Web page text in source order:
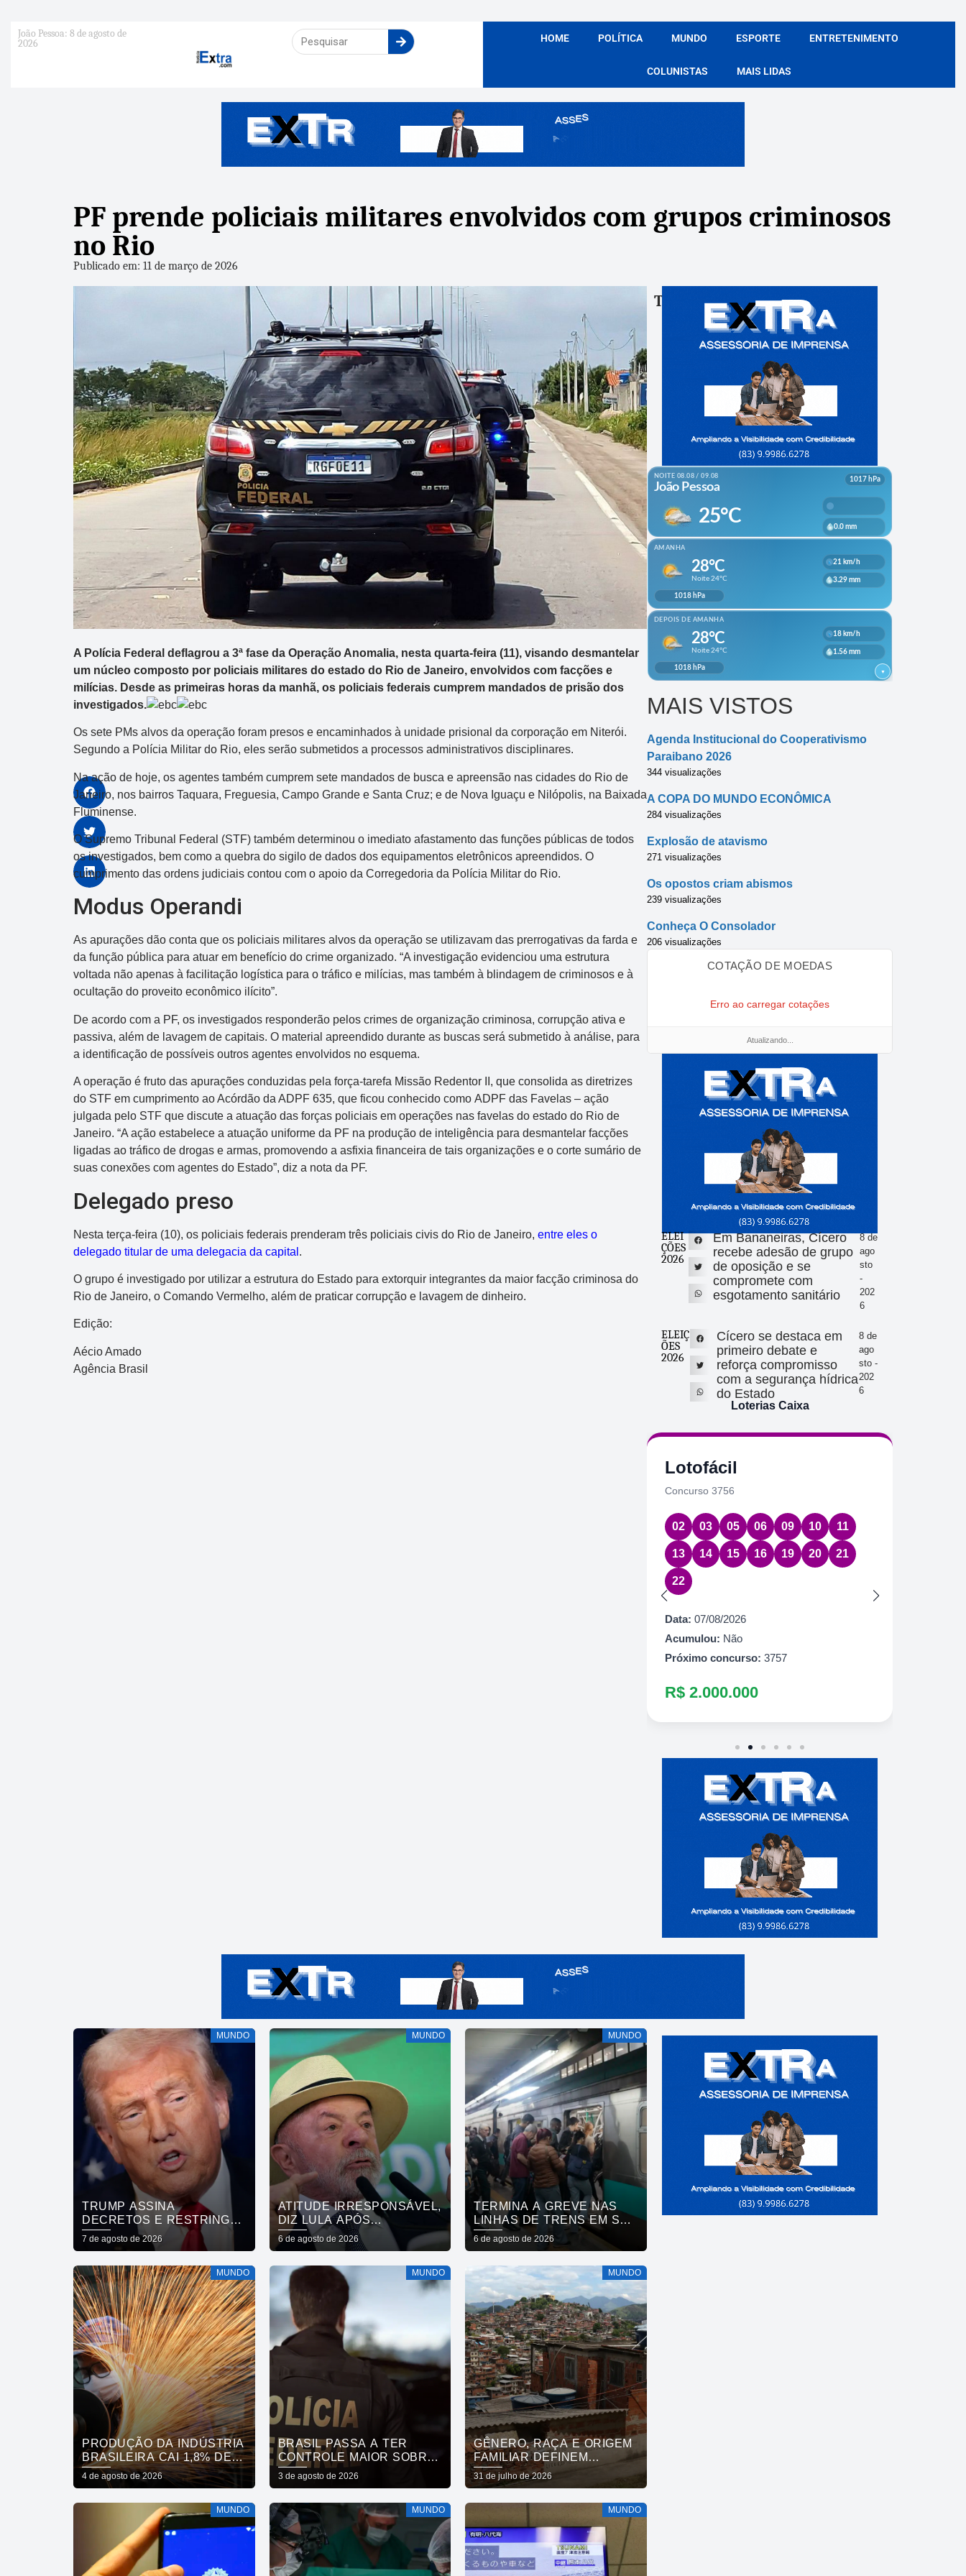
João Pessoa: 8 de agosto de
2026
HOME POLÍTICA MUNDO ESPORTE ENTRETENIMENTO
COLUNISTAS MAIS LIDAS
PF prende policiais militares envolvidos com grupos criminosos
no Rio
Publicado em: 11 de março de 2026
A Polícia Federal deflagrou a 3ª fase da Operação Anomalia, nesta quarta-feira (11), visando desmantelar
um núcleo composto por policiais militares do estado do Rio de Janeiro, envolvidos com facções e
milícias. Desde as primeiras horas da manhã, os policiais federais cumprem mandados de prisão dos
investigados.
Os sete PMs alvos da operação foram presos e encaminhados à unidade prisional da corporação em Niterói.
Segundo a Polícia Militar do Rio, eles serão submetidos a processos administrativos disciplinares.
Na ação de hoje, os agentes também cumprem sete mandados de busca e apreensão nas cidades do Rio de
Janeiro, nos bairros Taquara, Freguesia, Campo Grande e Santa Cruz; e de Nova Iguaçu e Nilópolis, na Baixada
Fluminense.
O Supremo Tribunal Federal (STF) também determinou o imediato afastamento das funções públicas de todos
os investigados, bem como a quebra do sigilo de dados dos equipamentos eletrônicos apreendidos. O
cumprimento das ordens judiciais contou com o apoio da Corregedoria da Polícia Militar do Rio.
Modus Operandi
As apurações dão conta que os policiais militares alvos da operação se utilizavam das prerrogativas da farda e
da função pública para atuar em benefício do crime organizado. “A investigação evidenciou uma estrutura
voltada não apenas à facilitação logística para o tráfico e milícias, mas também à blindagem de criminosos e à
ocultação do proveito econômico ilícito”.
De acordo com a PF, os investigados responderão pelos crimes de organização criminosa, corrupção ativa e
passiva, além de lavagem de capitais. O material apreendido durante as buscas será submetido à análise, para
a identificação de possíveis outros agentes envolvidos no esquema.
A operação é fruto das apurações conduzidas pela força-tarefa Missão Redentor II, que consolida as diretrizes
do STF em cumprimento ao Acórdão da ADPF 635, que ficou conhecido como ADPF das Favelas – ação
julgada pelo STF que discute a atuação das forças policiais em operações nas favelas do estado do Rio de
Janeiro. “A ação estabelece a atuação uniforme da PF na produção de inteligência para desmantelar facções
ligadas ao tráfico de drogas e armas, promovendo a asfixia financeira de tais organizações e o corte sumário de
suas conexões com agentes do Estado”, diz a nota da PF.
Delegado preso
Nesta terça-feira (10), os policiais federais prenderam três policiais civis do Rio de Janeiro, entre eles o
delegado titular de uma delegacia da capital .
O grupo é investigado por utilizar a estrutura do Estado para extorquir integrantes da maior facção criminosa do
Rio de Janeiro, o Comando Vermelho, além de praticar corrupção e lavagem de dinheiro.
Edição:
Aécio Amado
Agência Brasil
Tags:Compartile:
MAIS VISTOS
Agenda Institucional do Cooperativismo
Paraibano 2026
344 visualizações
A COPA DO MUNDO ECONÔMICA
284 visualizações
Explosão de atavismo
271 visualizações
Os opostos criam abismos
239 visualizações
Conheça O Consolador
206 visualizações
COTAÇÃO DE MOEDAS
Erro ao carregar cotações
Atualizando...
ELEI
ÇÕES
2026
Em Bananeiras, Cícero
recebe adesão de grupo
de oposição e se
compromete com
esgotamento sanitário
8 de
ago
sto
-
202
6
ELEIÇ
ÕES
2026
Cícero se destaca em
primeiro debate e
reforça compromisso
com a segurança hídrica
do Estado
8 de
ago
sto -
202
6
Loterias Caixa
Lotofácil
Concurso 3756
02 03 05 06 09 10 11
13 14 15 16 19 20 21
22
Data: 07/08/2026
Acumulou: Não
Próximo concurso: 3757
R$ 2.000.000
MUNDO
TRUMP ASSINA
DECRETOS E RESTRINGE
CIDADANIA POR
NASCIMENTO
7 de agosto de 2026
MUNDO
ATITUDE IRRESPONSÁVEL,
DIZ LULA APÓS
REVOGAÇÃO DE VISTO DE
EMBAIXADORA
6 de agosto de 2026
MUNDO
TERMINA A GREVE NAS
LINHAS DE TRENS EM SÃO
PAULO
6 de agosto de 2026
MUNDO
PRODUÇÃO DA INDÚSTRIA
BRASILEIRA CAI 1,8% DE
MAIO PARA JUNHO
4 de agosto de 2026
MUNDO
BRASIL PASSA A TER
CONTROLE MAIOR SOBRE
PRODUTOS QUÍMICOS
3 de agosto de 2026
MUNDO
GÊNERO, RAÇA E ORIGEM
FAMILIAR DEFINEM
MOBILIDADE SOCIAL, DIZ
ESTUDO
31 de julho de 2026
MUNDO MUNDO MUNDO